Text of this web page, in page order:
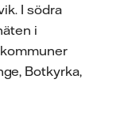
I södra
i
Botkyrka,